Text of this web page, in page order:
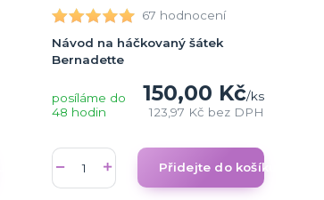
67 hodnocení
Návod na háčkovaný šátek
Bernadette
150,00 Kč/ks
123,97 Kč bez DPH
posíláme do
48 hodin
Přidejte do košíku